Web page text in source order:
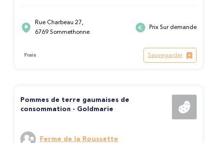
Rue Charbeau 27,
6769 Sommethonne
Prix Sur demande
Frais Sauvegarder
Pommes de terre gaumaises de
consommation - Goldmarie
Ferme de la Roussette